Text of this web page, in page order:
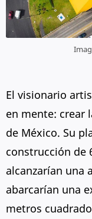
El visionario
en mente: crear
de México. Su
construcción de
alcanzarían una
abarcarían una
metros